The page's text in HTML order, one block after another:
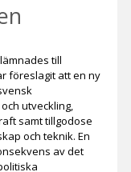
till
föreslagit att en ny
utveckling,
samt tillgodose
och teknik. En
av det